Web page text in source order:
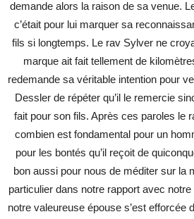
demande alors la raison de sa venue.
c’était pour lui marquer sa
fils si longtemps. Le rav Sylver ne
marque ait fait tellement de
redemande sa véritable intention pour
Dessler de répéter qu’il le remercie
fait pour son fils. Après ces paroles le
combien est fondamental pour un
pour les bontés qu’il reçoit de
bon aussi pour nous de méditer sur la
particulier dans notre rapport avec
notre valeureuse épouse s’est efforcée